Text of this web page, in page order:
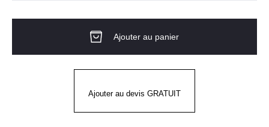
cuisine
Ajouter au panier
Ajouter au devis GRATUIT